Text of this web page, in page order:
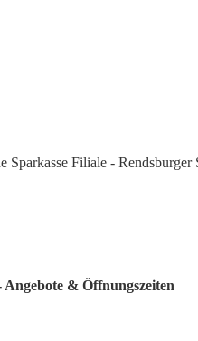
Sparkasse Filiale -
& Öffnungszeiten